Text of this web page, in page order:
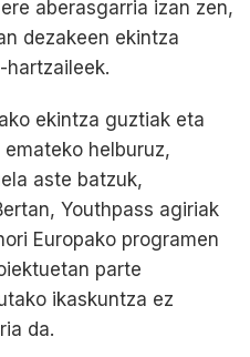
aberasgarria izan zen,
dezakeen ekintza
ekintza guztiak eta
helburuz,
aste batzuk,
Youthpass agiriak
Europako programen
parte
ikaskuntza ez
da.